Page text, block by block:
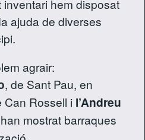
hem disposat
ajuda de diverses
agrair:
, de Sant Pau, en
Can Rossell i l’Andreu
mostrat barraques